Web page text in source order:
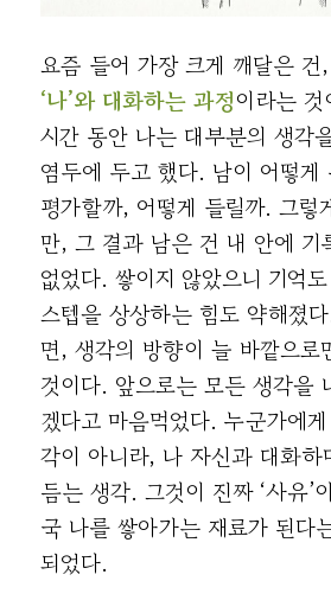
요즘 들어 가장 크게 깨달은 건,
‘나’와 대화하는 과정이라는
시간 동안 나는 대부분의 생각
염두에 두고 했다. 남이 어떻게
평가할까, 어떻게 들릴까. 그렇
만, 그 결과 남은 건 내 안에 기
없었다. 쌓이지 않았으니 기억
스텝을 상상하는 힘도 약해졌
면, 생각의 방향이 늘 바깥으로
것이다. 앞으로는 모든 생각을
겠다고 마음먹었다. 누군가에
각이 아니라, 나 자신과 대화
듬는 생각. 그것이 진짜 ‘사유’
국 나를 쌓아가는 재료가 된다
되었다.